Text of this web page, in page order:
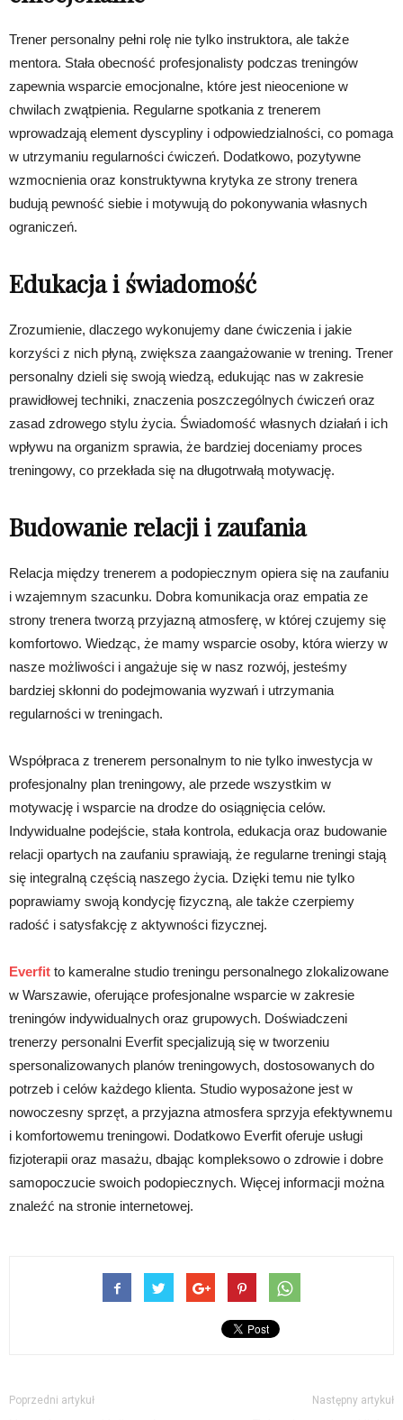
Trener personalny pełni rolę nie tylko instruktora, ale także
mentora. Stała obecność profesjonalisty podczas treningów
zapewnia wsparcie emocjonalne, które jest nieocenione w
chwilach zwątpienia. Regularne spotkania z trenerem
wprowadzają element dyscypliny i odpowiedzialności, co pomaga
w utrzymaniu regularności ćwiczeń. Dodatkowo, pozytywne
wzmocnienia oraz konstruktywna krytyka ze strony trenera
budują pewność siebie i motywują do pokonywania własnych
ograniczeń.
Edukacja i świadomość
Zrozumienie, dlaczego wykonujemy dane ćwiczenia i jakie
korzyści z nich płyną, zwiększa zaangażowanie w trening. Trener
personalny dzieli się swoją wiedzą, edukując nas w zakresie
prawidłowej techniki, znaczenia poszczególnych ćwiczeń oraz
zasad zdrowego stylu życia. Świadomość własnych działań i ich
wpływu na organizm sprawia, że bardziej doceniamy proces
treningowy, co przekłada się na długotrwałą motywację.
Budowanie relacji i zaufania
Relacja między trenerem a podopiecznym opiera się na zaufaniu
i wzajemnym szacunku. Dobra komunikacja oraz empatia ze
strony trenera tworzą przyjazną atmosferę, w której czujemy się
komfortowo. Wiedząc, że mamy wsparcie osoby, która wierzy w
nasze możliwości i angażuje się w nasz rozwój, jesteśmy
bardziej skłonni do podejmowania wyzwań i utrzymania
regularności w treningach.
Współpraca z trenerem personalnym to nie tylko inwestycja w
profesjonalny plan treningowy, ale przede wszystkim w
motywację i wsparcie na drodze do osiągnięcia celów.
Indywidualne podejście, stała kontrola, edukacja oraz budowanie
relacji opartych na zaufaniu sprawiają, że regularne treningi stają
się integralną częścią naszego życia. Dzięki temu nie tylko
poprawiamy swoją kondycję fizyczną, ale także czerpiemy
radość i satysfakcję z aktywności fizycznej.
Everfit to kameralne studio treningu personalnego zlokalizowane
w Warszawie, oferujące profesjonalne wsparcie w zakresie
treningów indywidualnych oraz grupowych. Doświadczeni
trenerzy personalni Everfit specjalizują się w tworzeniu
spersonalizowanych planów treningowych, dostosowanych do
potrzeb i celów każdego klienta. Studio wyposażone jest w
nowoczesny sprzęt, a przyjazna atmosfera sprzyja efektywnemu
i komfortowemu treningowi. Dodatkowo Everfit oferuje usługi
fizjoterapii oraz masażu, dbając kompleksowo o zdrowie i dobre
samopoczucie swoich podopiecznych. Więcej informacji można
znaleźć na stronie internetowej.
Poprzedni artykuł Następny artykuł